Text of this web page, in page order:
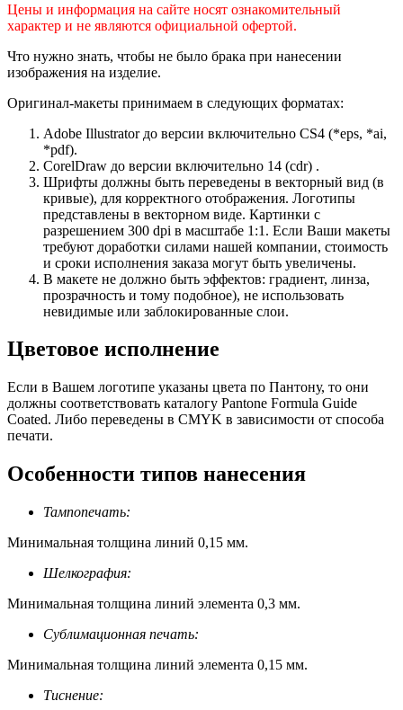
Цены и информация на сайте носят ознакомительный
характер и не являются официальной офертой.
Что нужно знать, чтобы не было брака при нанесении
изображения на изделие.
Оригинал-макеты принимаем в следующих форматах:
Adobe Illustrator до версии включительно CS4 (*eps, *ai,
*pdf).
CorelDraw до версии включительно 14 (cdr) .
Шрифты должны быть переведены в векторный вид (в
кривые), для корректного отображения. Логотипы
представлены в векторном виде. Картинки с
разрешением 300 dpi в масштабе 1:1. Если Ваши макеты
требуют доработки силами нашей компании, стоимость
и сроки исполнения заказа могут быть увеличены.
В макете не должно быть эффектов: градиент, линза,
прозрачность и тому подобное), не использовать
невидимые или заблокированные слои.
Цветовое исполнение
Если в Вашем логотипе указаны цвета по Пантону, то они
должны соответствовать каталогу Pantone Formula Guide
Coated. Либо переведены в CMYK в зависимости от способа
печати.
Особенности типов нанесения
Тампопечать:
Минимальная толщина линий 0,15 мм.
Шелкография:
Минимальная толщина линий элемента 0,3 мм.
Сублимационная печать:
Минимальная толщина линий элемента 0,15 мм.
Тиснение: